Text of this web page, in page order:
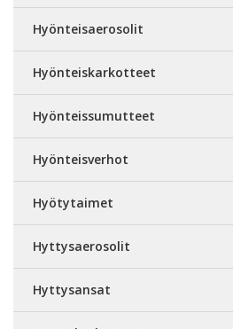
Hyönteisaerosolit
Hyönteiskarkotteet
Hyönteissumutteet
Hyönteisverhot
Hyötytaimet
Hyttysaerosolit
Hyttysansat